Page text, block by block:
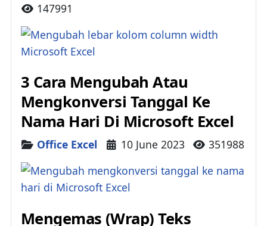
147991
3 Cara Mengubah Atau
Mengkonversi Tanggal Ke
Nama Hari Di Microsoft Excel
DetailsOffice Excel 10 June 2023 351988
Mengemas (Wrap) Teks